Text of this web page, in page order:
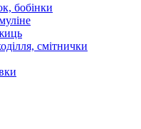
бобінки
смітнички